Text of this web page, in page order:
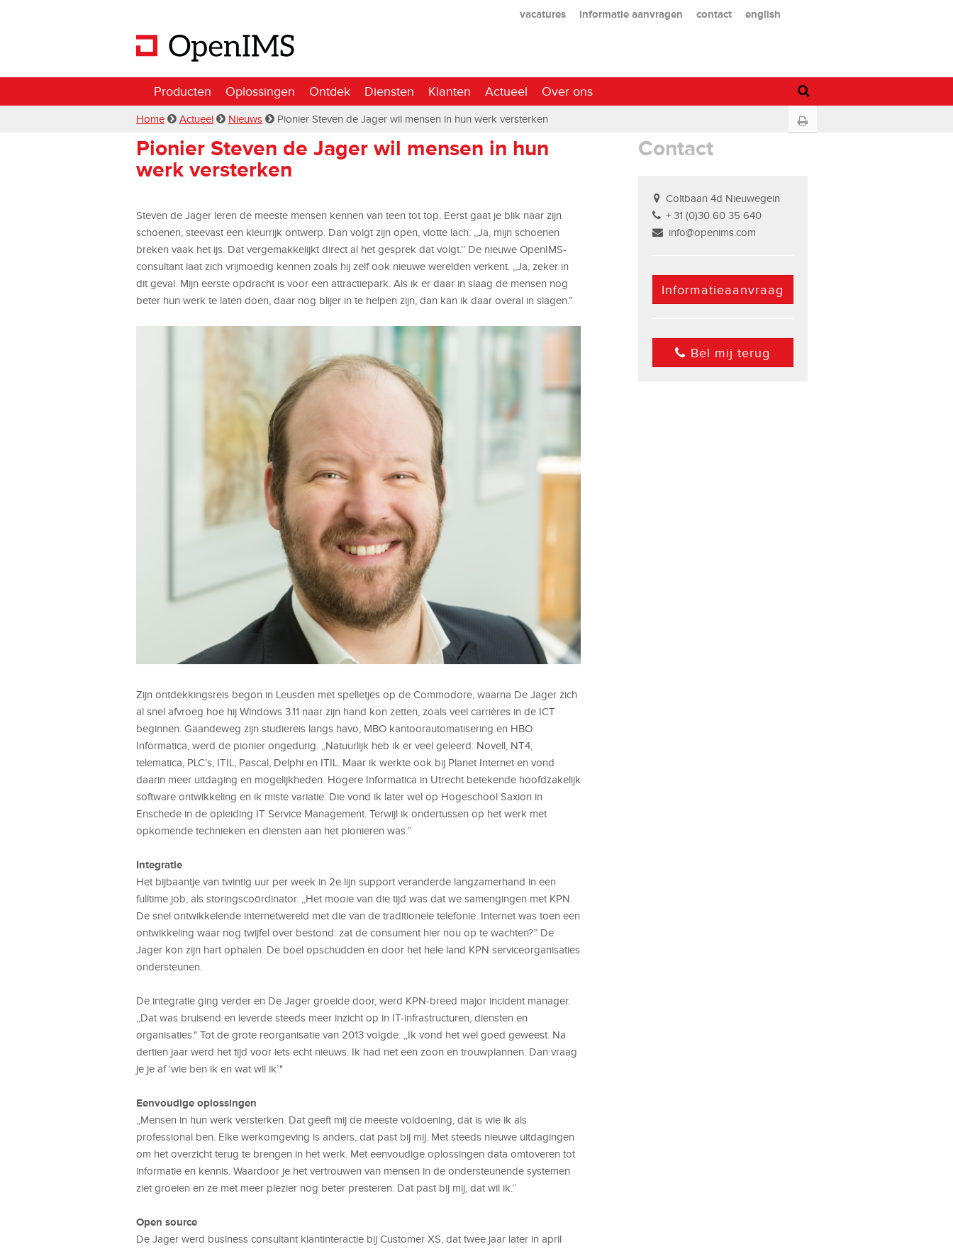
vacatures informatie aanvragen contact english
Producten Oplossingen Ontdek Diensten Klanten Actueel Over ons
Home Actueel Nieuws Pionier Steven de Jager wil mensen in hun werk versterken
Pionier Steven de Jager wil mensen in hun
werk versterken
Steven de Jager leren de meeste mensen kennen van teen tot top. Eerst gaat je blik naar zijn
schoenen, steevast een kleurrijk ontwerp. Dan volgt zijn open, vlotte lach. ,,Ja, mijn schoenen
breken vaak het ijs. Dat vergemakkelijkt direct al het gesprek dat volgt.’’ De nieuwe OpenIMS-
consultant laat zich vrijmoedig kennen zoals hij zelf ook nieuwe werelden verkent. ,,Ja, zeker in
dit geval. Mijn eerste opdracht is voor een attractiepark. Als ik er daar in slaag de mensen nog
beter hun werk te laten doen, daar nog blijer in te helpen zijn, dan kan ik daar overal in slagen.”
Zijn ontdekkingsreis begon in Leusden met spelletjes op de Commodore, waarna De Jager zich
al snel afvroeg hoe hij Windows 3.11 naar zijn hand kon zetten, zoals veel carrières in de ICT
beginnen. Gaandeweg zijn studiereis langs havo, MBO kantoorautomatisering en HBO
Informatica, werd de pionier ongedurig. ,,Natuurlijk heb ik er veel geleerd: Novell, NT4,
telematica, PLC’s, ITIL, Pascal, Delphi en ITIL. Maar ik werkte ook bij Planet Internet en vond
daarin meer uitdaging en mogelijkheden. Hogere Informatica in Utrecht betekende hoofdzakelijk
software ontwikkeling en ik miste variatie. Die vond ik later wel op Hogeschool Saxion in
Enschede in de opleiding IT Service Management. Terwijl ik ondertussen op het werk met
opkomende technieken en diensten aan het pionieren was.’’
Integratie
Het bijbaantje van twintig uur per week in 2e lijn support veranderde langzamerhand in een
fulltime job, als storingscoördinator. ,,Het mooie van die tijd was dat we samengingen met KPN.
De snel ontwikkelende internetwereld met die van de traditionele telefonie. Internet was toen een
ontwikkeling waar nog twijfel over bestond: zat de consument hier nou op te wachten?” De
Jager kon zijn hart ophalen. De boel opschudden en door het hele land KPN serviceorganisaties
ondersteunen.
De integratie ging verder en De Jager groeide door, werd KPN-breed major incident manager.
,,Dat was bruisend en leverde steeds meer inzicht op in IT-infrastructuren, diensten en
organisaties." Tot de grote reorganisatie van 2013 volgde. ,,Ik vond het wel goed geweest. Na
dertien jaar werd het tijd voor iets echt nieuws. Ik had net een zoon en trouwplannen. Dan vraag
je je af ‘wie ben ik en wat wil ik’."
Eenvoudige oplossingen
,,Mensen in hun werk versterken. Dat geeft mij de meeste voldoening, dat is wie ik als
professional ben. Elke werkomgeving is anders, dat past bij mij. Met steeds nieuwe uitdagingen
om het overzicht terug te brengen in het werk. Met eenvoudige oplossingen data omtoveren tot
informatie en kennis. Waardoor je het vertrouwen van mensen in de ondersteunende systemen
ziet groeien en ze met meer plezier nog beter presteren. Dat past bij mij, dat wil ik.’’
Open source
De Jager werd business consultant klantinteractie bij Customer XS, dat twee jaar later in april
Contact
Coltbaan 4d Nieuwegein
+ 31 (0)30 60 35 640
info@openims.com
Informatieaanvraag
Bel mij terug